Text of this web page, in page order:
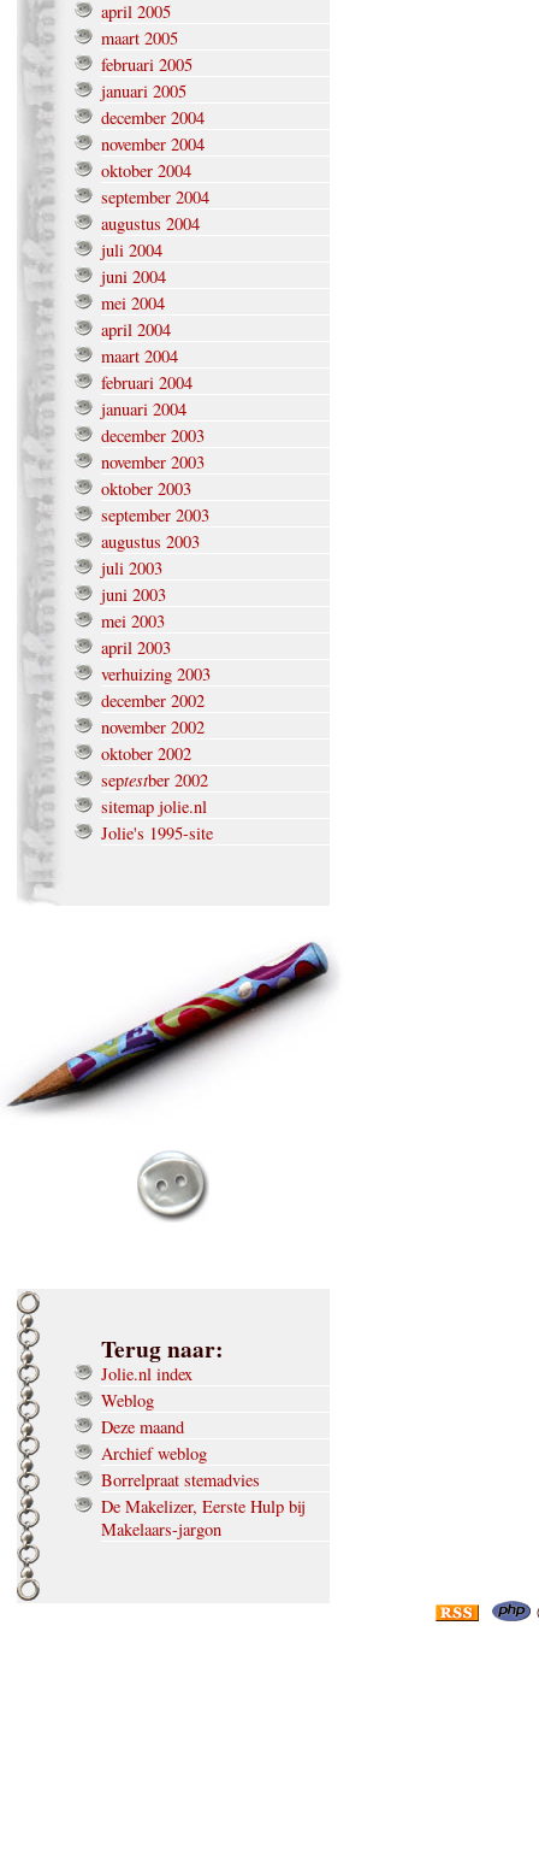
april 2005
maart 2005
februari 2005
januari 2005
december 2004
november 2004
oktober 2004
september 2004
augustus 2004
juli 2004
juni 2004
mei 2004
april 2004
maart 2004
februari 2004
januari 2004
december 2003
november 2003
oktober 2003
september 2003
augustus 2003
juli 2003
juni 2003
mei 2003
april 2003
verhuizing 2003
december 2002
november 2002
oktober 2002
septestber 2002
sitemap jolie.nl
Jolie's 1995-site
Terug naar:
Jolie.nl index
Weblog
Deze maand
Archief weblog
Borrelpraat stemadvies
De Makelizer, Eerste Hulp bij
Makelaars-jargon